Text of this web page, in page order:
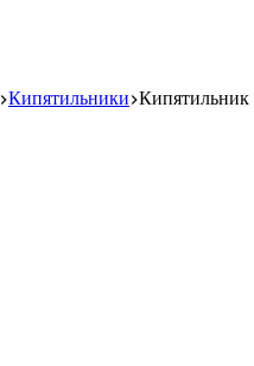
Кипятильники Кипятильник